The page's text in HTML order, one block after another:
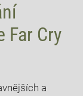
Far Cry
a